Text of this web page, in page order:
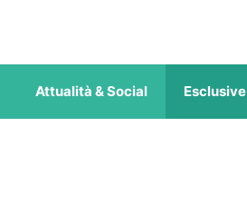
Attualità & Social Esclusive